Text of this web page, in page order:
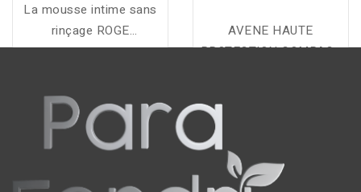
La mousse intime sans
rinçage ROGE
CAVAILLES nettoie en
l'équilibre intime et
respecte la peau avec
88% d'ingrédients
d'origine naturelle.
AVENE HAUTE
PROTECTION COMPACT